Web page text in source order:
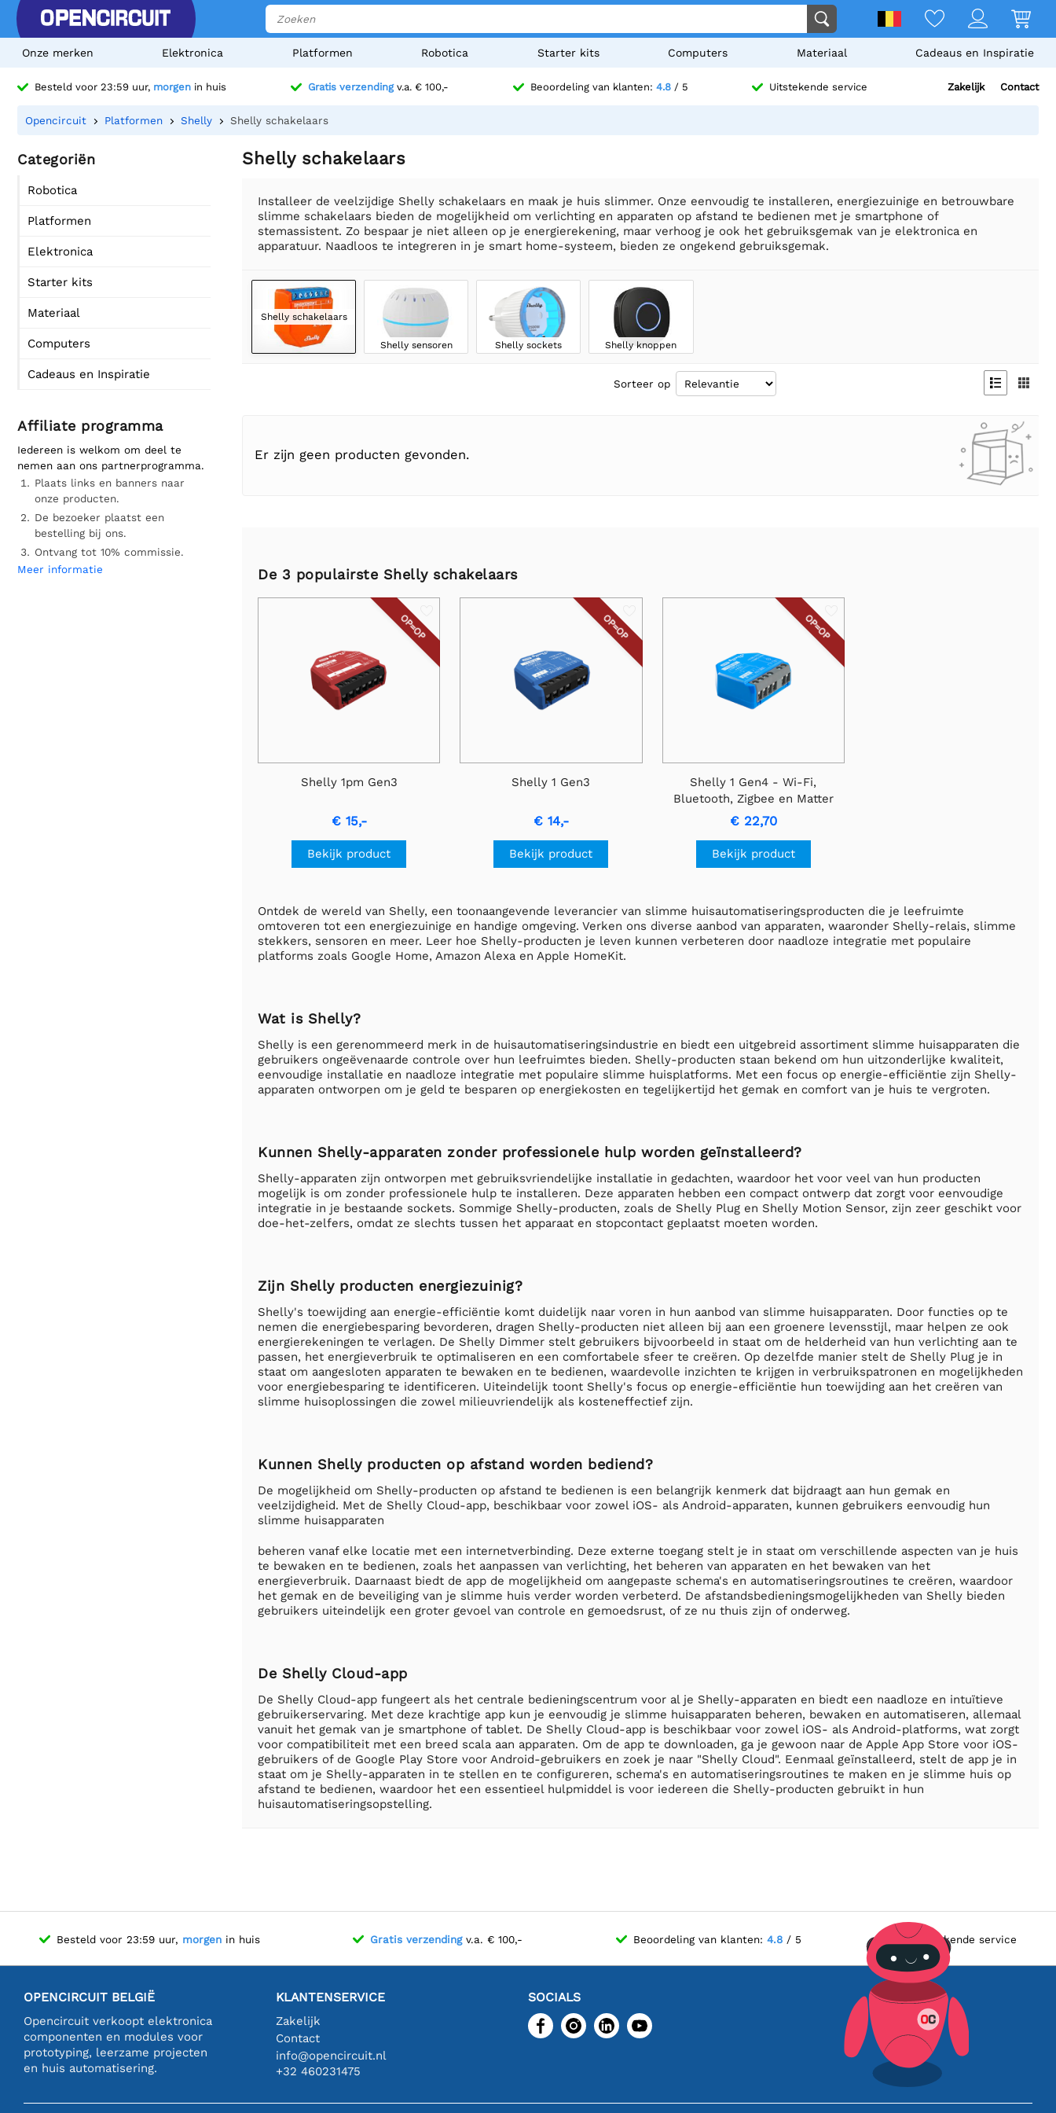
Onze merken Elektronica Platformen Robotica Starter kits Computers Materiaal Cadeaus en Inspiratie
Besteld voor 23:59 uur, morgen in huis Gratis verzendingv.a. € 100,- Beoordeling van klanten: 4.8/ 5 Uitstekende service Zakelijk Contact
Opencircuit Platformen Shelly Shelly schakelaars
Categoriën
Robotica
Platformen
Elektronica
Starter kits
Materiaal
Computers
Cadeaus en Inspiratie
Affiliate programma
Iedereen is welkom om deel te
nemen aan ons partnerprogramma.
Plaats links en banners naar
onze producten.
De bezoeker plaatst een
bestelling bij ons.
Ontvang tot 10% commissie.
Meer informatie
Shelly schakelaars
Installeer de veelzijdige Shelly schakelaars en maak je huis slimmer. Onze eenvoudig te installeren, energiezuinige en betrouwbare
slimme schakelaars bieden de mogelijkheid om verlichting en apparaten op afstand te bedienen met je smartphone of
stemassistent. Zo bespaar je niet alleen op je energierekening, maar verhoog je ook het gebruiksgemak van je elektronica en
apparatuur. Naadloos te integreren in je smart home-systeem, bieden ze ongekend gebruiksgemak.
Shelly schakelaars
Shelly sensoren Shelly sockets Shelly knoppen
Sorteer op  
Er zijn geen producten gevonden.
De 3 populairste Shelly schakelaars
OP=OP
Shelly 1pm Gen3
€ 15,-
Bekijk product
OP=OP
Shelly 1 Gen3
€ 14,-
Bekijk product
OP=OP
Shelly 1 Gen4 - Wi-Fi,
Bluetooth, Zigbee en Matter
€ 22,70
Bekijk product
Ontdek de wereld van Shelly, een toonaangevende leverancier van slimme huisautomatiseringsproducten die je leefruimte
omtoveren tot een energiezuinige en handige omgeving. Verken ons diverse aanbod van apparaten, waaronder Shelly-relais, slimme
stekkers, sensoren en meer. Leer hoe Shelly-producten je leven kunnen verbeteren door naadloze integratie met populaire
platforms zoals Google Home, Amazon Alexa en Apple HomeKit.
Wat is Shelly?
Shelly is een gerenommeerd merk in de huisautomatiseringsindustrie en biedt een uitgebreid assortiment slimme huisapparaten die
gebruikers ongeëvenaarde controle over hun leefruimtes bieden. Shelly-producten staan bekend om hun uitzonderlijke kwaliteit,
eenvoudige installatie en naadloze integratie met populaire slimme huisplatforms. Met een focus op energie-efficiëntie zijn Shelly-
apparaten ontworpen om je geld te besparen op energiekosten en tegelijkertijd het gemak en comfort van je huis te vergroten.
Kunnen Shelly-apparaten zonder professionele hulp worden geïnstalleerd?
Shelly-apparaten zijn ontworpen met gebruiksvriendelijke installatie in gedachten, waardoor het voor veel van hun producten
mogelijk is om zonder professionele hulp te installeren. Deze apparaten hebben een compact ontwerp dat zorgt voor eenvoudige
integratie in je bestaande sockets. Sommige Shelly-producten, zoals de Shelly Plug en Shelly Motion Sensor, zijn zeer geschikt voor
doe-het-zelfers, omdat ze slechts tussen het apparaat en stopcontact geplaatst moeten worden.
Zijn Shelly producten energiezuinig?
Shelly's toewijding aan energie-efficiëntie komt duidelijk naar voren in hun aanbod van slimme huisapparaten. Door functies op te
nemen die energiebesparing bevorderen, dragen Shelly-producten niet alleen bij aan een groenere levensstijl, maar helpen ze ook
energierekeningen te verlagen. De Shelly Dimmer stelt gebruikers bijvoorbeeld in staat om de helderheid van hun verlichting aan te
passen, het energieverbruik te optimaliseren en een comfortabele sfeer te creëren. Op dezelfde manier stelt de Shelly Plug je in
staat om aangesloten apparaten te bewaken en te bedienen, waardevolle inzichten te krijgen in verbruikspatronen en mogelijkheden
voor energiebesparing te identificeren. Uiteindelijk toont Shelly's focus op energie-efficiëntie hun toewijding aan het creëren van
slimme huisoplossingen die zowel milieuvriendelijk als kosteneffectief zijn.
Kunnen Shelly producten op afstand worden bediend?
De mogelijkheid om Shelly-producten op afstand te bedienen is een belangrijk kenmerk dat bijdraagt aan hun gemak en
veelzijdigheid. Met de Shelly Cloud-app, beschikbaar voor zowel iOS- als Android-apparaten, kunnen gebruikers eenvoudig hun
slimme huisapparaten
beheren vanaf elke locatie met een internetverbinding. Deze externe toegang stelt je in staat om verschillende aspecten van je huis
te bewaken en te bedienen, zoals het aanpassen van verlichting, het beheren van apparaten en het bewaken van het
energieverbruik. Daarnaast biedt de app de mogelijkheid om aangepaste schema's en automatiseringsroutines te creëren, waardoor
het gemak en de beveiliging van je slimme huis verder worden verbeterd. De afstandsbedieningsmogelijkheden van Shelly bieden
gebruikers uiteindelijk een groter gevoel van controle en gemoedsrust, of ze nu thuis zijn of onderweg.
De Shelly Cloud-app
De Shelly Cloud-app fungeert als het centrale bedieningscentrum voor al je Shelly-apparaten en biedt een naadloze en intuïtieve
gebruikerservaring. Met deze krachtige app kun je eenvoudig je slimme huisapparaten beheren, bewaken en automatiseren, allemaal
vanuit het gemak van je smartphone of tablet. De Shelly Cloud-app is beschikbaar voor zowel iOS- als Android-platforms, wat zorgt
voor compatibiliteit met een breed scala aan apparaten. Om de app te downloaden, ga je gewoon naar de Apple App Store voor iOS-
gebruikers of de Google Play Store voor Android-gebruikers en zoek je naar "Shelly Cloud". Eenmaal geïnstalleerd, stelt de app je in
staat om je Shelly-apparaten in te stellen en te configureren, schema's en automatiseringsroutines te maken en je slimme huis op
afstand te bedienen, waardoor het een essentieel hulpmiddel is voor iedereen die Shelly-producten gebruikt in hun
huisautomatiseringsopstelling.
Besteld voor 23:59 uur, morgen in huis Gratis verzendingv.a. € 100,- Beoordeling van klanten: 4.8/ 5 Uitstekende service
OPENCIRCUIT BELGIË
Opencircuit verkoopt elektronica
componenten en modules voor
prototyping, leerzame projecten
en huis automatisering.
KLANTENSERVICE
Zakelijk
Contact
info@opencircuit.nl
+32 460231475
SOCIALS